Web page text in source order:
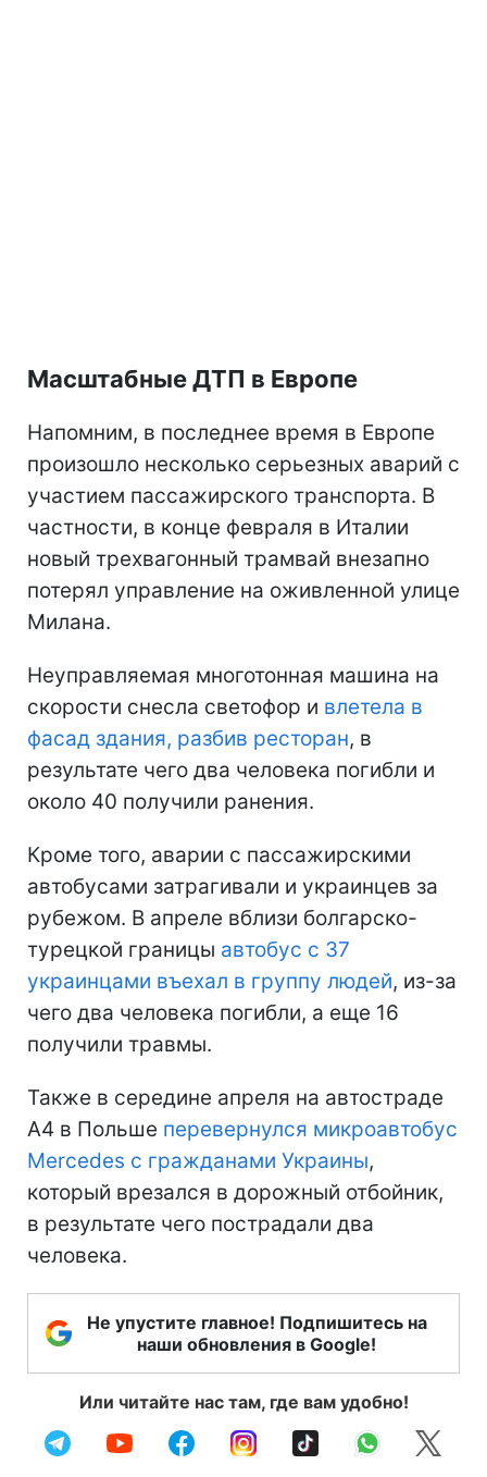
Масштабные ДТП в Европе
Напомним, в последнее время в Европе
произошло несколько серьезных аварий с
участием пассажирского транспорта. В
частности, в конце февраля в Италии
новый трехвагонный трамвай внезапно
потерял управление на оживленной улице
Милана.
Неуправляемая многотонная машина на
скорости снесла светофор и влетела в
фасад здания, разбив ресторан, в
результате чего два человека погибли и
около 40 получили ранения.
Кроме того, аварии с пассажирскими
автобусами затрагивали и украинцев за
рубежом. В апреле вблизи болгарско-
турецкой границы автобус с 37
украинцами въехал в группу людей, из-за
чего два человека погибли, а еще 16
получили травмы.
Также в середине апреля на автостраде
А4 в Польше перевернулся микроавтобус
Mercedes с гражданами Украины,
который врезался в дорожный отбойник,
в результате чего пострадали два
человека.
Не упустите главное! Подпишитесь на
наши обновления в Google!
Или читайте нас там, где вам удобно!